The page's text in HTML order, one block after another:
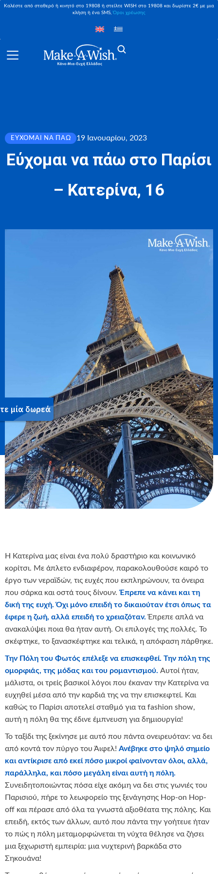
Καλέστε από σταθερό ή κινητό στο 19808 ή στείλτε WISH στο 19808 και δωρίστε 2€ με μια
κλήση ή ένα SMS,Όροι χρέωσης
ΕΎΧΟΜΑΙ ΝΑ ΠΆΩ 19 Ιανουαρίου, 2023
Εύχομαι να πάω στο Παρίσι
– Κατερίνα, 16
Η Κατερίνα μας είναι ένα πολύ δραστήριο και κοινωνικό
κορίτσι. Με άπλετο ενδιαφέρον, παρακολουθούσε καιρό το
έργο των νεραϊδών, τις ευχές που εκπληρώνουν, τα όνειρα
που σάρκα και οστά τους δίνουν. Έπρεπε να κάνει και τη
δική της ευχή. Όχι μόνο επειδή το δικαιούταν έτσι όπως τα
έφερε η ζωή, αλλά επειδή το χρειαζόταν. Έπρεπε απλά να
ανακαλύψει ποια θα ήταν αυτή. Οι επιλογές της πολλές. Το
σκέφτηκε, το ξανασκέφτηκε και τελικά, η απόφαση πάρθηκε.
Την Πόλη του Φωτός επέλεξε να επισκεφθεί. Την πόλη της
ομορφιάς, της μόδας και του ρομαντισμού. Αυτοί ήταν,
μάλιστα, οι τρείς βασικοί λόγοι που έκαναν την Κατερίνα να
ευχηθεί μέσα από την καρδιά της να την επισκεφτεί. Και
καθώς το Παρίσι αποτελεί σταθμό για τα fashion show,
αυτή η πόλη θα της έδινε έμπνευση για δημιουργία!
Το ταξίδι της ξεκίνησε με αυτό που πάντα ονειρευόταν: να δει
από κοντά τον πύργο του Άιφελ! Ανέβηκε στο ψηλό σημείο
και αντίκρισε από εκεί πόσο μικροί φαίνονταν όλοι, αλλά,
παράλληλα, και πόσο μεγάλη είναι αυτή η πόλη.
Συνειδητοποιώντας πόσα είχε ακόμη να δει στις γωνιές του
Παρισιού, πήρε το λεωφορείο της ξενάγησης Hop-on Hop-
off και πέρασε από όλα τα γνωστά αξιοθέατα της πόλης. Και
επειδή, εκτός των άλλων, αυτό που πάντα την γοήτευε ήταν
το πώς η πόλη μεταμορφώνεται τη νύχτα θέλησε να ζήσει
μια ξεχωριστή εμπειρία: μια νυχτερινή βαρκάδα στο
Σηκουάνα!